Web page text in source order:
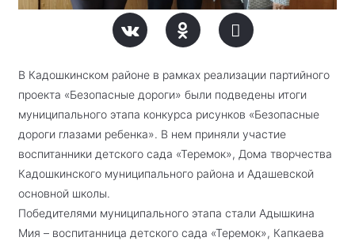
В Кадошкинском районе в рамках реализации партийного
проекта «Безопасные дороги» были подведены итоги
муниципального этапа конкурса рисунков «Безопасные
дороги глазами ребенка». В нем приняли участие
воспитанники детского сада «Теремок», Дома творчества
Кадошкинского муниципального района и Адашевской
основной школы.
Победителями муниципального этапа стали Адышкина
Мия – воспитанница детского сада «Теремок», Капкаева